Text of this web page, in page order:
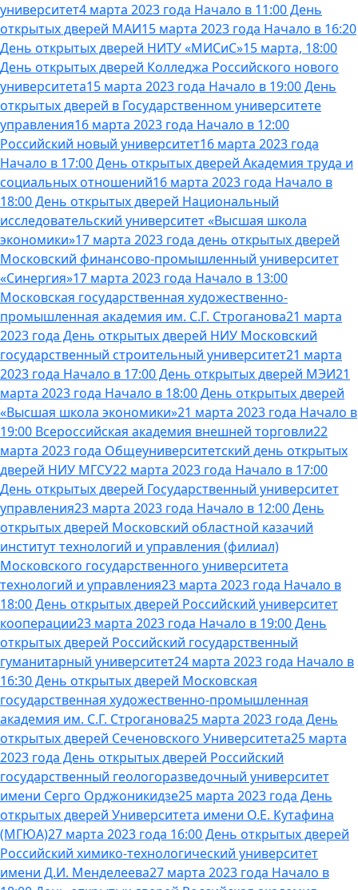
университет4 марта 2023 года Начало в 11:00 День
открытых дверей МАИ15 марта 2023 года Начало в 16:20
День открытых дверей НИТУ «МИСиС»15 марта, 18:00
День открытых дверей Колледжа Российского нового
университета15 марта 2023 года Начало в 19:00 День
открытых дверей в Государственном университете
управления16 марта 2023 года Начало в 12:00
Российский новый университет16 марта 2023 года
Начало в 17:00 День открытых дверей Академия труда и
социальных отношений16 марта 2023 года Начало в
18:00 День открытых дверей Национальный
исследовательский университет «Высшая школа
экономики»17 марта 2023 года день открытых дверей
Московский финансово-промышленный университет
«Синергия»17 марта 2023 года Начало в 13:00
Московская государственная художественно-
промышленная академия им. С.Г. Строганова21 марта
2023 года День открытых дверей НИУ Московский
государственный строительный университет21 марта
2023 года Начало в 17:00 День открытых дверей МЭИ21
марта 2023 года Начало в 18:00 День открытых дверей
«Высшая школа экономики»21 марта 2023 года Начало в
19:00 Всероссийская академия внешней торговли22
марта 2023 года Общеуниверситетский день открытых
дверей НИУ МГСУ22 марта 2023 года Начало в 17:00
День открытых дверей Государственный университет
управления23 марта 2023 года Начало в 12:00 День
открытых дверей Московский областной казачий
институт технологий и управления (филиал)
Московского государственного университета
технологий и управления23 марта 2023 года Начало в
18:00 День открытых дверей Российский университет
кооперации23 марта 2023 года Начало в 19:00 День
открытых дверей Российский государственный
гуманитарный университет24 марта 2023 года Начало в
16:30 День открытых дверей Московская
государственная художественно-промышленная
академия им. С.Г. Строганова25 марта 2023 года День
открытых дверей Сеченовского Университета25 марта
2023 года День открытых дверей Российский
государственный геологоразведочный университет
имени Серго Орджоникидзе25 марта 2023 года День
открытых дверей Университета имени О.Е. Кутафина
(МГЮА)27 марта 2023 года 16:00 День открытых дверей
Российский химико-технологический университет
имени Д.И. Менделеева27 марта 2023 года Начало в